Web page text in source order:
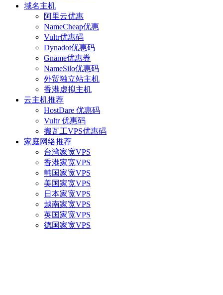
域名主机
阿里云优惠
NameCheap优惠
Vultr优惠码
Dynadot优惠码
Gname优惠券
NameSilo优惠码
外贸独立站主机
香港虚拟主机
云主机推荐
HostDare 优惠码
Vultr 优惠码
搬瓦工VPS优惠码
家庭网络推荐
台湾家宽VPS
香港家宽VPS
韩国家宽VPS
美国家宽VPS
日本家宽VPS
越南家宽VPS
英国家宽VPS
德国家宽VPS